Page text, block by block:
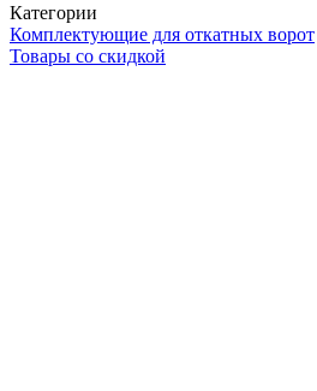
Категории
Комплектующие для откатных ворот
Товары со скидкой